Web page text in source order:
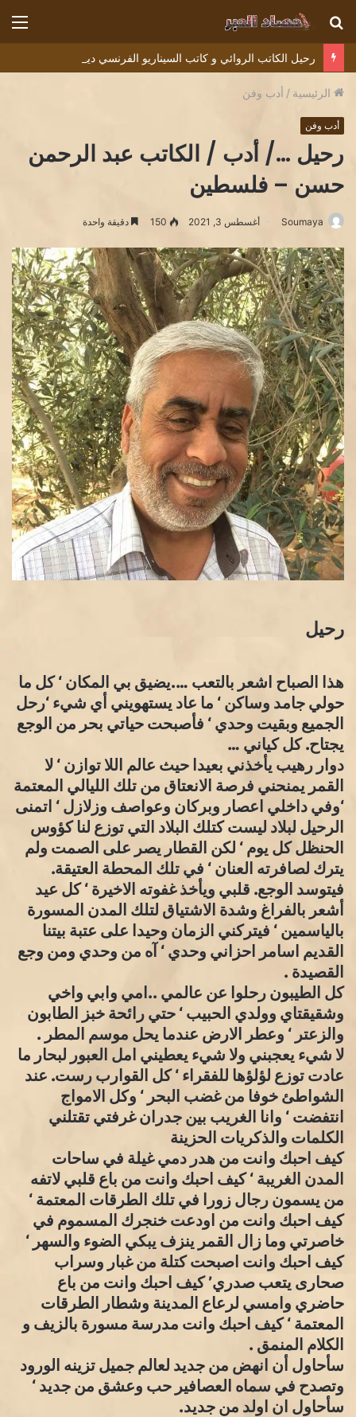
بحث
عن
الرئيسية / أدب وفن
أدب وفن
رحيل …/ أدب / الكاتب عبد الرحمن
حسن – فلسطين
Soumaya أغسطس 3, 2021 150 دقيقة واحدة
رحيل
هذا الصباح اشعر بالتعب ….يضيق بي المكان ‘ كل ما
حولي جامد وساكن ‘ ما عاد يستهويني أي شيء ‘رحل
الجميع وبقيت وحدي ‘ فأصبحت حياتي بحر من الوجع
يجتاح. كل كياني …
دوار رهيب يأخذني بعيدا حيث عالم اللا توازن ‘ لا
القمر يمنحني فرصة الانعتاق من تلك الليالي المعتمة
‘وفي داخلي اعصار وبركان وعواصف وزلازل ‘ اتمنى
الرحيل لبلاد ليست كتلك البلاد التي توزع لنا كؤوس
الحنظل كل يوم ‘ لكن القطار يصر على الصمت ولم
يترك لصافرته العنان ‘ في تلك المحطة العتيقة.
فيتوسد الوجع. قلبي ويأخذ غفوته الاخيرة ‘ كل عيد
أشعر بالفراغ وشدة الاشتياق لتلك المدن المسورة
بالياسمين ‘ فيتركني الزمان وحيدا على عتبة بيتنا
القديم اسامر احزاني وحدي ‘ آه من وحدي ومن وجع
القصيدة .
كل الطيبون رحلوا عن عالمي ..امي وابي واخي
وشقيقتاي وولدي الحبيب ‘ حتي رائحة خبز الطابون
والزعتر ‘ وعطر الارض عندما يحل موسم المطر .
لا شيء يعجبني ولا شيء يعطيني امل العبور لبحار ما
عادت توزع لؤلؤها للفقراء ‘ كل القوارب رست. عند
الشواطئ خوفا من غضب البحر ‘ وكل الامواج
انتفضت ‘ وانا الغريب بين جدران غرفتي تقتلني
الكلمات والذكريات الحزينة
كيف احبك وانت من هدر دمي غيلة في ساحات
المدن الغريبة ‘ كيف احبك وانت من باع قلبي لاتفه
من يسمون رجال زورا في تلك الطرقات المعتمة ‘
كيف احبك وانت من اودعت خنجرك المسموم في
خاصرتي وما زال القمر ينزف يبكي الضوء والسهر ‘
كيف احبك وانت اصبحت كتلة من غبار وسراب
صحارى يتعب صدري’ كيف احبك وانت من باع
حاضري وامسي لرعاع المدينة وشطار الطرقات
المعتمة ‘ كيف احبك وانت مدرسة مسورة بالزيف و
الكلام المنمق .
سأحاول أن انهض من جديد لعالم جميل تزينه الورود
وتصدح في سماه العصافير حب وعشق من جديد ‘
سأحاول ان اولد من جديد.